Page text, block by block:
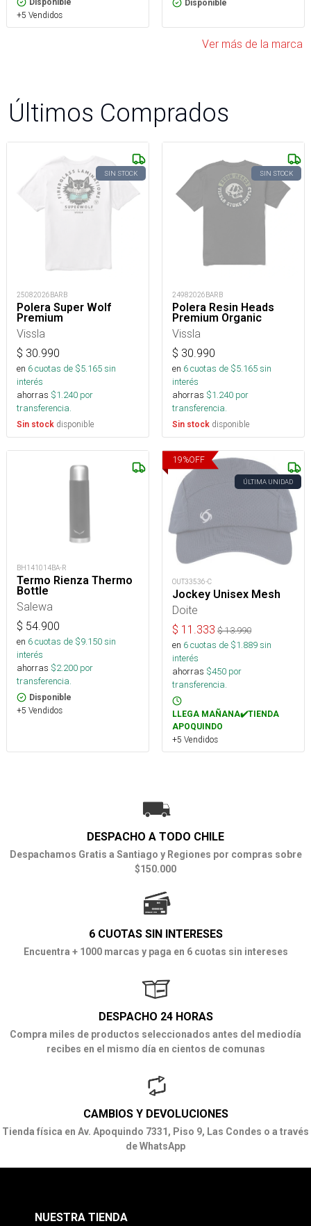
Disponible
+5 Vendidos
Disponible
Ver más de la marca
Últimos Comprados
SIN STOCK
25082026BARB
Polera Super Wolf
Premium
Vissla
$ 30.990
en 6cuotas de $5.165sin
interés
ahorras $1.240 por
transferencia.
Sin stock disponible
SIN STOCK
24982026BARB
Polera Resin Heads
Premium Organic
Vissla
$ 30.990
en 6cuotas de $5.165sin
interés
ahorras $1.240 por
transferencia.
Sin stock disponible
BH141014BA-R
Termo Rienza Thermo
Bottle
Salewa
$ 54.900
en 6cuotas de $9.150sin
interés
ahorras $2.200 por
transferencia.
Disponible
+5 Vendidos
19%OFF
ÚLTIMA UNIDAD
OUT33536-C
Jockey Unisex Mesh
Doite
$ 11.333 $13.990
en 6cuotas de $1.889sin
interés
ahorras $450 por
transferencia.
LLEGA MAÑANA✔️TIENDA
APOQUINDO
+5 Vendidos
DESPACHO A TODO CHILE
Despachamos Gratis a Santiago y Regiones por compras sobre
$150.000
6 CUOTAS SIN INTERESES
Encuentra + 1000 marcas y paga en 6 cuotas sin intereses
DESPACHO 24 HORAS
Compra miles de productos seleccionados antes del mediodía
recibes en el mismo día en cientos de comunas
CAMBIOS Y DEVOLUCIONES
Tienda física en Av. Apoquindo 7331, Piso 9, Las Condes o a través
de WhatsApp
NUESTRA TIENDA